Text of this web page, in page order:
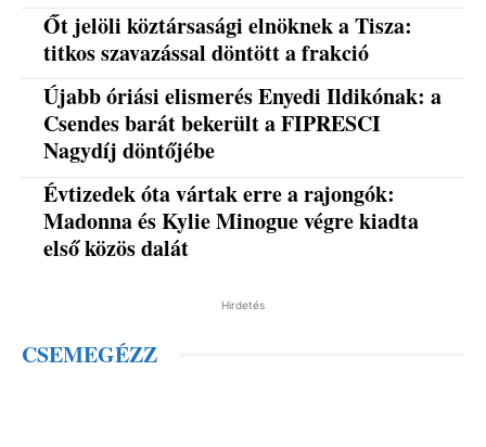
Őt jelöli köztársasági elnöknek a Tisza:
titkos szavazással döntött a frakció
Újabb óriási elismerés Enyedi Ildikónak: a
Csendes barát bekerült a FIPRESCI
Nagydíj döntőjébe
Évtizedek óta vártak erre a rajongók:
Madonna és Kylie Minogue végre kiadta
első közös dalát
Hirdetés
CSEMEGÉZZ